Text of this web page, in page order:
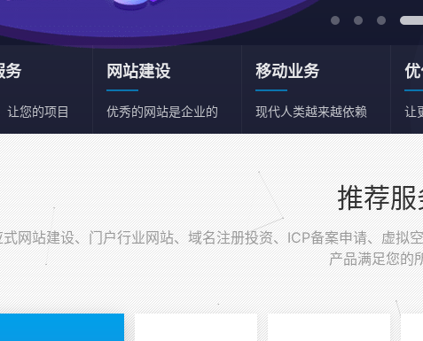
务
让您的项目
半功倍
网站建设
优秀的网站是企业的
一张名片
移动业务
现代人类越来越依赖
移动端
让
词
策划运营
合策划运营 推荐服
网站建设、门户行业网站、域名注册投资、ICP备案申请、虚
产品满足您的